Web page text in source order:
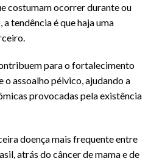
costumam ocorrer durante ou
tendência é que haja uma
para o fortalecimento
o assoalho pélvico, ajudando a
provocadas pela existência
doença mais frequente entre
atrás do câncer de mama e de